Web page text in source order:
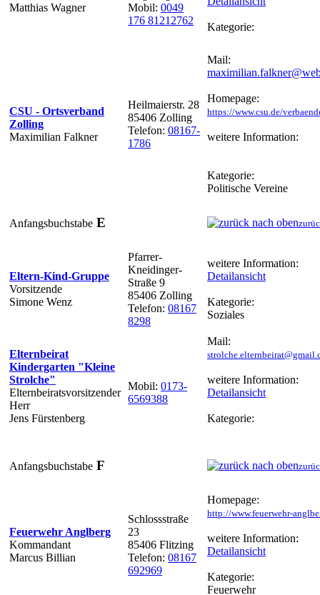
Matthias Wagner
Mobil: 0049
176 81212762
Kategorie:
CSU - Ortsverband
Zolling
Maximilian Falkner
Heilmaierstr. 28
85406 Zolling
Telefon: 08167-
1786
Mail:
Homepage:
https://www.csu.de/
weitere Information:
Kategorie:
Politische Vereine
Anfangsbuchstabe E
Eltern-Kind-Gruppe
Vorsitzende
Simone Wenz
Pfarrer-
Kneidinger-
Straße 9
85406 Zolling
Telefon: 08167
8298
weitere Information:
Detailansicht
Kategorie:
Soziales
Elternbeirat
Kindergarten "Kleine
Strolche"
Elternbeiratsvorsitzender
Herr
Jens Fürstenberg
Mobil: 0173-
6569388
Mail:
weitere Information:
Detailansicht
Kategorie:
Anfangsbuchstabe F
Feuerwehr Anglberg
Kommandant
Marcus Billian
Schlossstraße
23
85406 Flitzing
Telefon: 08167
692969
Homepage:
http://www.feuerwehr-
weitere Information:
Detailansicht
Kategorie:
Feuerwehr